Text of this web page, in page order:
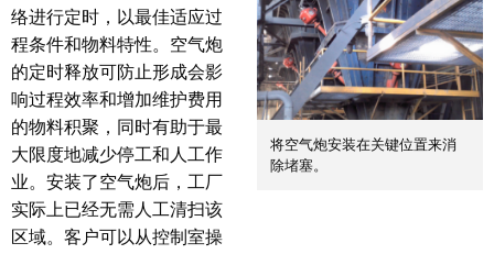
将空气炮安装在关键位置来消
除堵塞。
络进行定时，以最佳适应过
程条件和物料特性。空气炮
的定时释放可防止形成会影
响过程效率和增加维护费用
的物料积聚，同时有助于最
大限度地减少停工和人工作
业。安装了空气炮后，工厂
实际上已经无需人工清扫该
区域。客户可以从控制室操